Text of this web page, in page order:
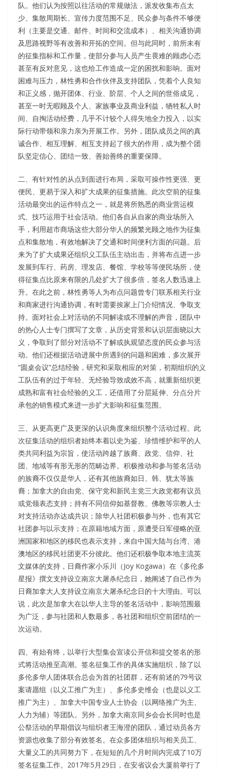
队。他们认为按照以往活动的常规做法，派发收集布点太
少、集散周期长、宣传力度范围不足、民众参与条件不够便
利（主要是交通、邮件、时间和交流成本）、相关沟通协调
及思路视野等有改善和开拓的空间。但与此同时，前所未有
的征集指标和工作量，使部分参与人员产生畏难的顾虑心态
甚至有反对意见，这也给工作造成一定的困扰和影响。面对
困难与压力，林性勇和合作伙伴及支持团队，凭着个人良知
和正义感，抛开团体、行业、阶层、个人之间的世俗成见，
甚至一时无暇顾及个人、家族事业及商业利益，牺牲私人时
间、自掏活动经费，几乎不计较个人得失地全力投入，以实
际行动带领和亲力亲为开展工作。另外，团队成员之间的真
诚合作、相互理解、相互支持起了很大的作用，成为整个团
队坚定信心、团结一致、善始善终的重要保障。
二、有针对性的从点到面进行布局，采取可操作性更强、更
便民、更易于深入和扩大成果的征集措施。此次空前的征集
活动最突出的运作特点之一，就是将所熟悉的商业营运模
式、技巧运用于社会活动。他们各自从自家的商业场所入
手，利用超市商场这些大部分华人的频繁光顾之地作为征集
点和集散地，有效地解决了交通和时间便利方面的问题。后
来为了扩大成果还组织义工队伍主动出击，并将布点进一步
发展到车行、药房、理发店、餐馆、学校等等便民场所，使
得征集点比原来有限的几处扩大了很多倍，签名人数迅速上
升。在此之前，林性勇等人为布点问题曾专门联系相关行业
和商家进行沟通协调，有时需要挨家上门介绍情况、争取支
持。面对社会上对活动的不同解读或不理解的声音，团队中
的热心人士专门撰写了文章，从历史背景和认识层面晓以大
义，争取到了部分对活动不了解或执观望态度的民众参与活
动。他们还根据活动进展中所遇到的问题和困难，多次展开
“圆桌会议”总结经验，研究和采取相应的对策，初期组织的义
工队伍有的过于年轻、无经验导致成效不高，就重新组织更
成熟和富有社会经验的义工，还借用了分层延伸、分点分片
承包的销售模式来进一步扩大影响和征集范围。
三、从更高更广及更深的认识角度来组织整个活动过程。此
次征集活动的组织者始终本着以史为鉴、珍惜维护和平的人
类共同利益为宗旨，使活动跨越了族裔、政党、信仰、社
团、地域等有形无形的范畴边界。积极推动和参与签名活动
的族裔不仅仅是华人，还有其他族裔如日、韩、犹太等族
裔；加拿大的自由党、保守党和新民主党三大政党都有议员
或党领表态支持；持有不同信仰如基督教、佛教等宗教人士
对支持活动亦达成共识；除华人社团积极参与外，也有其它
社团参与以示支持；在原籍地域方面，原遭受日军侵略的亚
洲国家和地区的移民也表示支持，来自中国大陆与台湾、港
澳地区的移民社团更不分彼此。他们还积极争取本地主流英
文媒体的支持，日裔作家小乐川（Joy Kogawa）在《多伦多
星报》撰文支持设立南京大屠杀纪念日，她阐述了自己作为
日裔加拿大人支持设立南京大屠杀纪念日的十大理由。可以
说，此次是加拿大在以华人主导的签名活动中，影响范围最
为广泛，参与社团和人数最多，各社团和组织空前团结的一
次运动。
四、有始有终，以举行大型集会宣读公开信和提交签名的形
式将活动推至高潮。签名征集工作的具体实施组织，除了以
多伦多华人团体联合总会为首的社团群，还有前述的79号议
案请愿组（以义工推广为主）、多伦多史维会（也是以义工
推广为主）、加拿大中国专业人士协会（以网络推广为主、
人力为辅）等团队。另外，加拿大南京同乡会会长同时也是
公祭活动的早期倡议与组织者王海澄的团队，通过动员各方
资源也收集了部分有效签名。在众多团体组织与相关员工、
大量义工的共同努力下，在短短的几个月时间内完成了10万
签名征集工作。2017年5月29日，在安省议会大厦前举行了